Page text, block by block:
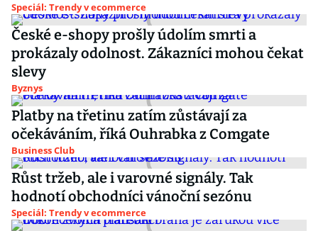
Speciál: Trendy v ecommerce
České e-shopy prošly údolím smrti a
prokázaly odolnost. Zákazníci mohou čekat
slevy
Byznys
Platby na třetinu zatím zůstávají za
očekáváním, říká Ouhrabka z Comgate
Business Club
Růst tržeb, ale i varovné signály. Tak
hodnotí obchodníci vánoční sezónu
Speciál: Trendy v ecommerce